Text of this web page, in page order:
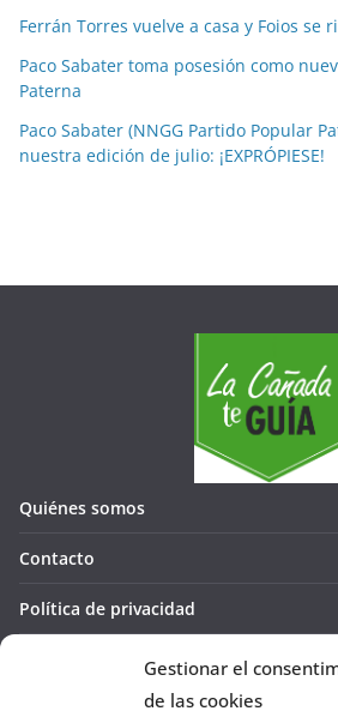
Gestionar el
de las cookies
s
s
Ferrán Torres vuelve a casa y Foios se
Paco Sabater toma posesión como
Paterna
Paco Sabater (NNGG Partido Popular
nuestra edición de julio: ¡EXPRÓPIESE!
Quiénes somos
Contacto
Política de privacidad
Política de cookies (UE)